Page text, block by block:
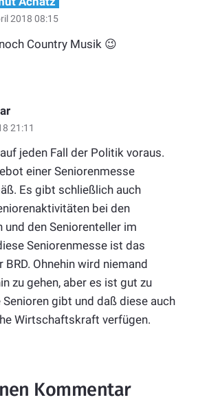
2018 08:15
Country Musik 😉
21:11
jeden Fall der Politik voraus.
einer Seniorenmesse
Es gibt schließlich auch
bei den
den Seniorenteller im
Seniorenmesse ist das
Ohnehin wird niemand
zu gehen, aber es ist gut zu
gibt und daß diese auch
Wirtschaftskraft verfügen.
Kommentar